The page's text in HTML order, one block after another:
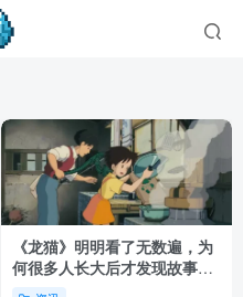
《龙猫》明明看了无数遍，为
何很多人长大后才发现故事根
本不在 1988 年！